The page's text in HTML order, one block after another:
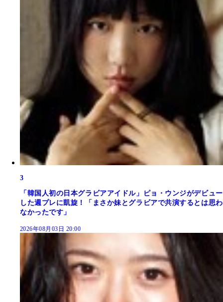
3
「韓国人初の日本グラビアアイドル」ピョ・ウンジがデビュー
した週プレに凱旋！「まさか妹とグラビアで共演するとは思わ
なかったです」
2026年08月03日 20:00